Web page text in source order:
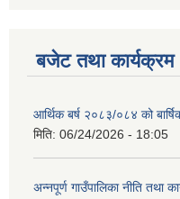
बजेट तथा कार्यक्रम
आर्थिक बर्ष २०८३/०८४ को
मिति: 06/24/2026 - 18:05
अन्नपूर्ण गाउँपालिका नीति